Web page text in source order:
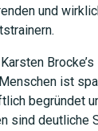
und
ist
begründet
sind deutliche